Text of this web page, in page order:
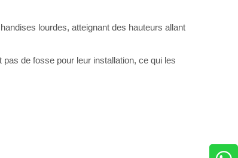
lourdes, atteignant des hauteurs allant
de fosse pour leur installation, ce qui les